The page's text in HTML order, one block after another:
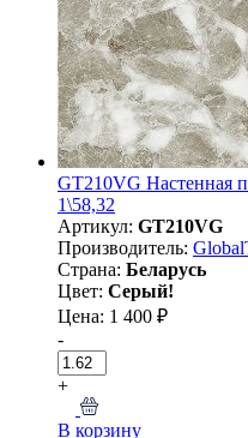
GT210VG Настенная
1\58,32
Артикул: GT210VG
Производитель:
Страна: Беларусь
Цвет: Серый!
Цена: 1 400 ₽
-
+
В корзину